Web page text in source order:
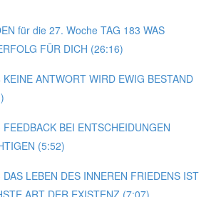
für die 27. Woche TAG 183 WAS
FÜR DICH (26:16)
ANTWORT WIRD EWIG BESTAND
BEI ENTSCHEIDUNGEN
(5:52)
LEBEN DES INNEREN FRIEDENS IST
ART DER EXISTENZ (7:07)